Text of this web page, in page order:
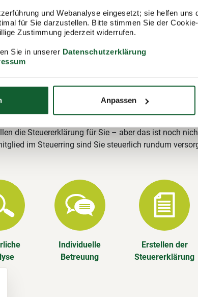
und Webanalyse eingesetzt; sie helfen uns
für Sie darzustellen. Bitte stimmen Sie der
Zustimmung jederzeit widerrufen.
Sie in unserer Datenschutzerklärung
Anpassen
im
e.V. (Lohnsteuerhilfeverein) ist mit rund 400.000
einer der größten Lohnsteuerhilfevereine
stehen wir Ihnen gerne zur Verfügung und
Leistungen im Überblick
die Steuererklärung für Sie – aber das ist noch
im Steuerring sind Sie steuerlich rundum
Individuelle
Betreuung
Erstellen der
Steuererklärung